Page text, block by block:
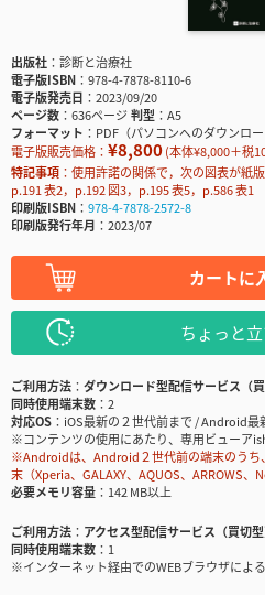
出版社
診断と治療社
電子版ISBN
978-4-7878-8110-6
電子版発売日
2023/09/20
ページ数
636ページ判型
A5
フォーマット
PDF（パソコンへのダウンロー
電子版販売価格： ¥8,800(本体¥8,000＋税
特記事項
使用許諾の関係で，次の図表が紙版
p.191 表2，p.192 図3，p.195 表5，p.586 表1
印刷版ISBN
978-4-7878-2572-8
印刷版発行年月
2023/07
カートに
ちょっと
ご利用方法
ダウンロード型配信サービス（買
同時使用端末数
2
対応OS
iOS最新の２世代前まで / Android最
※コンテンツの使用にあたり、専用ビューア
※Androidは、Android２世代前の端末のうち
末（Xperia、GALAXY、AQUOS、ARROWS
必要メモリ容量
142 MB以上
ご利用方法
アクセス型配信サービス（買切型
同時使用端末数
1
※インターネット経由でのWEBブラウザによ